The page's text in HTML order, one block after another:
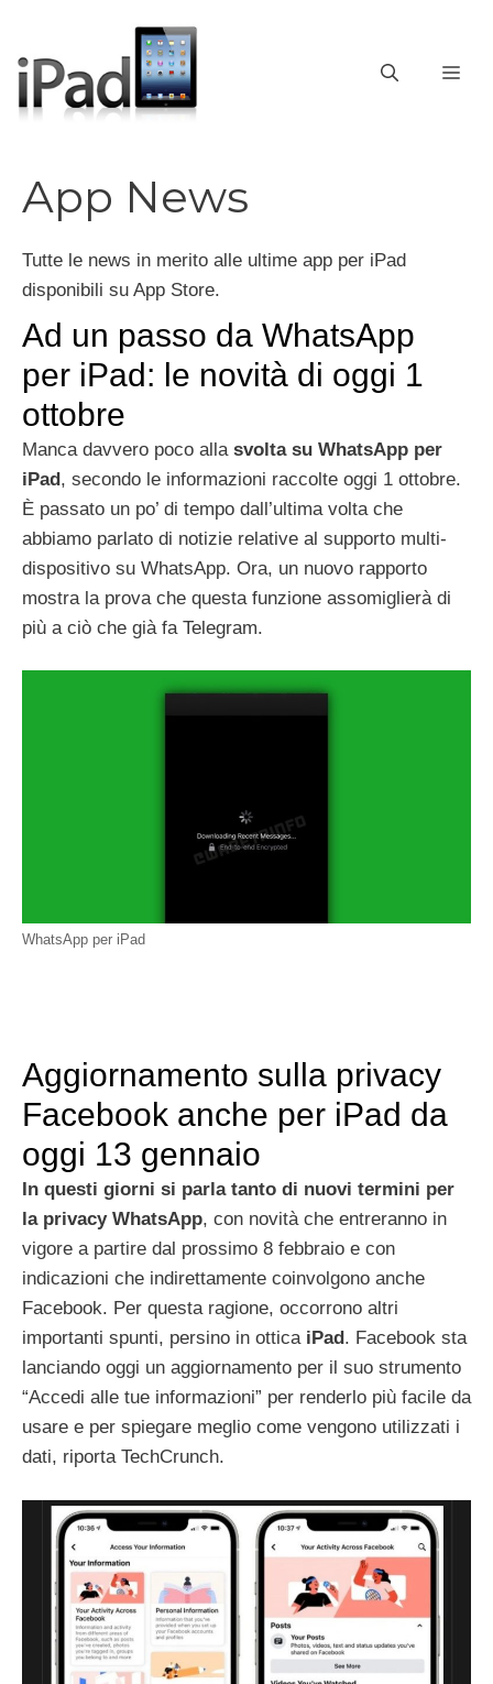
contenuto
App News
Tutte le news in merito alle ultime app per iPad
disponibili su App Store.
Ad un passo da WhatsApp
per iPad: le novità di oggi 1
ottobre
Manca davvero poco alla svolta su WhatsApp per
iPad, secondo le informazioni raccolte oggi 1 ottobre.
È passato un po’ di tempo dall’ultima volta che
abbiamo parlato di notizie relative al supporto multi-
dispositivo su WhatsApp. Ora, un nuovo rapporto
mostra la prova che questa funzione assomiglierà di
più a ciò che già fa Telegram.
WhatsApp per iPad
Aggiornamento sulla privacy
Facebook anche per iPad da
oggi 13 gennaio
In questi giorni si parla tanto di nuovi termini per
la privacy WhatsApp, con novità che entreranno in
vigore a partire dal prossimo 8 febbraio e con
indicazioni che indirettamente coinvolgono anche
Facebook. Per questa ragione, occorrono altri
importanti spunti, persino in ottica iPad. Facebook sta
lanciando oggi un aggiornamento per il suo strumento
“Accedi alle tue informazioni” per renderlo più facile da
usare e per spiegare meglio come vengono utilizzati i
dati, riporta TechCrunch.